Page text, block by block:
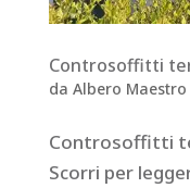
Controsoffitti
da Albero Maestro
Controsoffitti
Scorri per